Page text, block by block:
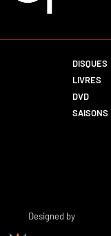
DISQUES
LIVRES
DVD
SAISONS
Designed by